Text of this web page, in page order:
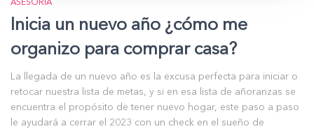
ASESORÍA
Inicia un nuevo año ¿cómo me
organizo para comprar casa?
La llegada de un nuevo año es la excusa perfecta para iniciar o
retocar nuestra lista de metas, y si en esa lista de añoranzas se
encuentra el propósito de tener nuevo hogar, este paso a paso
le ayudará a cerrar el 2023 con un check en el sueño de